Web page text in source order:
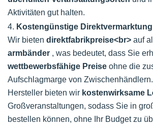
Aktivitäten gut halten.
4. Kostengünstige
Wir bieten direktfabrikpreise<br> auf
armbänder , was bedeutet, dass Sie
wettbewerbsfähige Preise ohne die
Aufschlagmarge von
Hersteller bieten wir kostenwirksame
Großveranstaltungen, sodass Sie in
bestellen können, ohne Ihr Budget zu